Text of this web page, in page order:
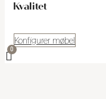
Kvalitet
Konfigurer møbel